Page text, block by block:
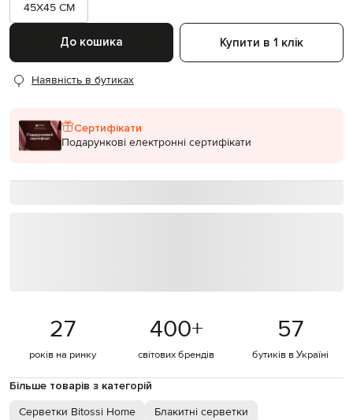
45X45 CM
До кошика Купити в 1 клік
Наявність в бутиках
Сертифікати
Подарункові електронні сертифікати
27
років на ринку
400+
світових брендів
57
бутиків в Україні
Більше товарів з категорій
Серветки Bitossi Home
Блакитні серветки